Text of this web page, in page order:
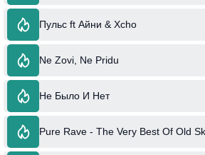
Пульс ft Айни & Xcho
Ne Zovi, Ne Pridu
Не Было И Нет
Pure Rave - The Very Best Of Old